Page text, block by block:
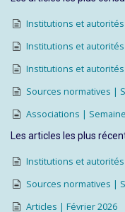
Institutions et
Institutions et
Institutions et
Sources normatives |
Associations |
Les articles les plus
Institutions et
Sources normatives |
Articles | Février 2026